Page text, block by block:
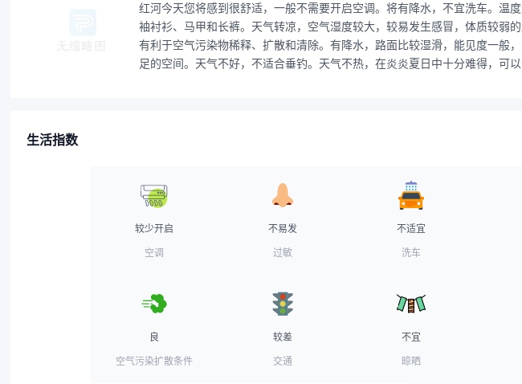
红河今天您将感到很舒适，一般不需要开启空调。将有降水，不宜洗车。温
袖衬衫、马甲和长裤。天气转凉，空气湿度较大，较易发生感冒，体质较弱
有利于空气污染物稀释、扩散和清除。有降水，路面比较湿滑，能见度一般
足的空间。天气不好，不适合垂钓。天气不热，在炎炎夏日中十分难得，可
生活指数
较少开启
空调
不易发
过敏
不适宜
洗车
良
空气污染扩散条件
较差
交通
不宜
晾晒